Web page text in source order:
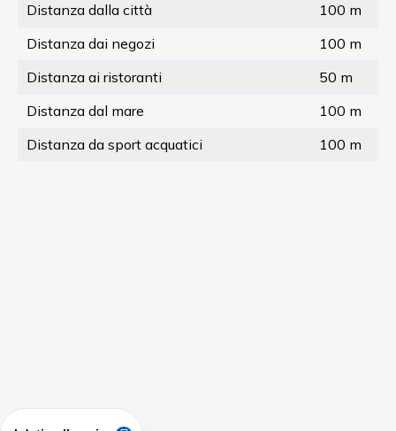
Distanza dalla città
100 m
Distanza dai negozi
100 m
Distanza ai ristoranti
50 m
Distanza dal mare
100 m
Distanza da sport acquatici
100 m